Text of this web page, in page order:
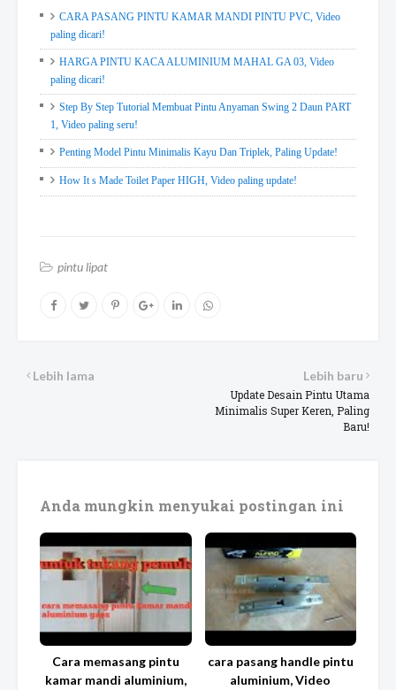
CARA PASANG PINTU KAMAR MANDI PINTU PVC, Video
paling dicari!
HARGA PINTU KACA ALUMINIUM MAHAL GA 03, Video
paling dicari!
Step By Step Tutorial Membuat Pintu Anyaman Swing 2 Daun PART
1, Video paling seru!
Penting Model Pintu Minimalis Kayu Dan Triplek, Paling Update!
How It s Made Toilet Paper HIGH, Video paling update!
pintu lipat
Lebih baru
Update Desain Pintu Utama
Minimalis Super Keren, Paling
Baru!
Lebih lama
Anda mungkin menyukai postingan ini
Cara memasang pintu
kamar mandi aluminium,
cara pasang handle pintu
aluminium, Video